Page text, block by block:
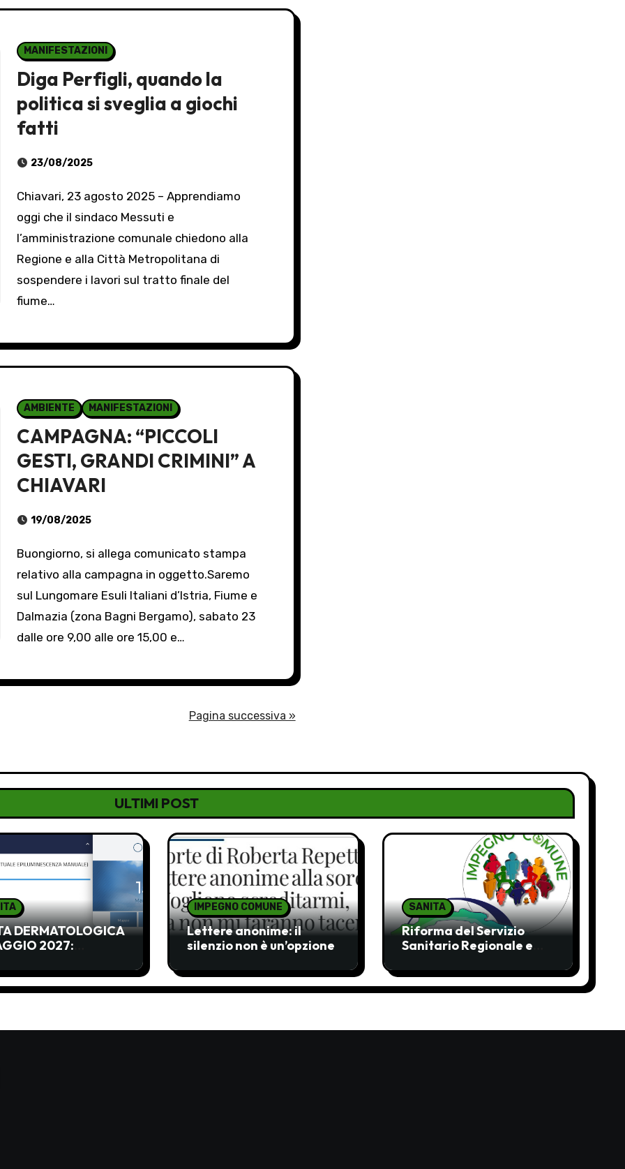
MANIFESTAZIONI
Diga Perfigli, quando la
politica si sveglia a giochi
fatti
23/08/2025
Chiavari, 23 agosto 2025 – Apprendiamo
oggi che il sindaco Messuti e
l’amministrazione comunale chiedono alla
Regione e alla Città Metropolitana di
sospendere i lavori sul tratto finale del
fiume…
AMBIENTE MANIFESTAZIONI
CAMPAGNA: “PICCOLI
GESTI, GRANDI CRIMINI” A
CHIAVARI
19/08/2025
Buongiorno, si allega comunicato stampa
relativo alla campagna in oggetto.Saremo
sul Lungomare Esuli Italiani d’Istria, Fiume e
Dalmazia (zona Bagni Bergamo), sabato 23
dalle ore 9,00 alle ore 15,00 e…
Pagina successiva »
ULTIMI POST
DERMATOLOGICA
2027:
IMPEGNO COMUNE
Lettere anonime: il
silenzio non è un’opzione
SANITA
Riforma del Servizio
Sanitario Regionale e
ombre, pochi chiarimenti